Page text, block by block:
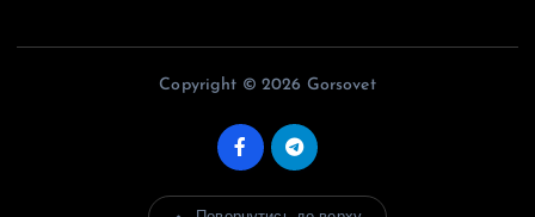
Copyright © 2026 Gorsovet